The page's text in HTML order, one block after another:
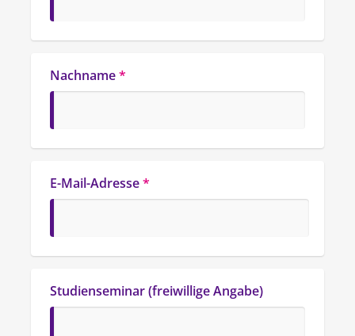
Nachname*
E-Mail-Adresse*
Studienseminar (freiwillige Angabe)